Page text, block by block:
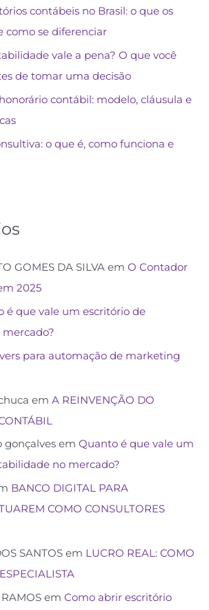
contábeis no Brasil: o que os
como se diferenciar
vale a pena? O que você
de tomar uma decisão
contábil: modelo, cláusula e
o que é, como funciona e
GOMES DA SILVA em O Contador
2025
é que vale um escritório de
para automação de marketing
em A REINVENÇÃO DO
gonçalves em Quanto é que vale um
no mercado?
BANCO DIGITAL PARA
COMO CONSULTORES
SANTOS em LUCRO REAL: COMO
em Como abrir escritório